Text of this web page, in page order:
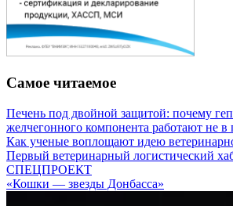
Самое читаемое
Печень под двойной защитой: почему
желчегонного компонента работают не
Как ученые воплощают идею
Первый ветеринарный логистический
СПЕЦПРОЕКТ
«Кошки — звезды Донбасса»